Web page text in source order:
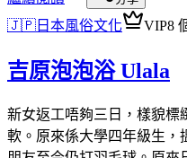
🇯🇵 日本風俗文化 VIP8
吉原泡泡浴 Ulala
新女返工唔夠三日，樣貌標
軟。原來係大學四年級生，